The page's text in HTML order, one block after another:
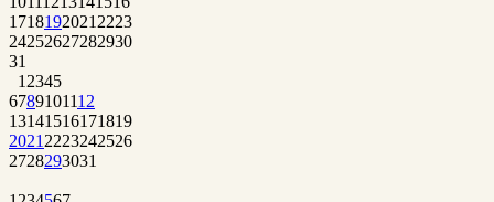
1718192021 2223
24252627282930
31
1 2345
6789101112
13141516171819
2021 2223242526
2728293031